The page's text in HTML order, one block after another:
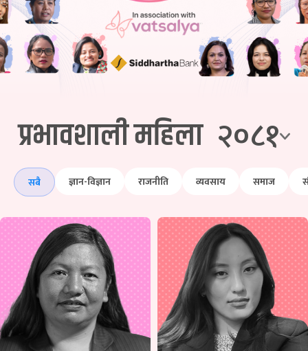
प्रभावशाली महिला २०८१
सबै ज्ञान-विज्ञान राजनीति व्यवसाय समाज